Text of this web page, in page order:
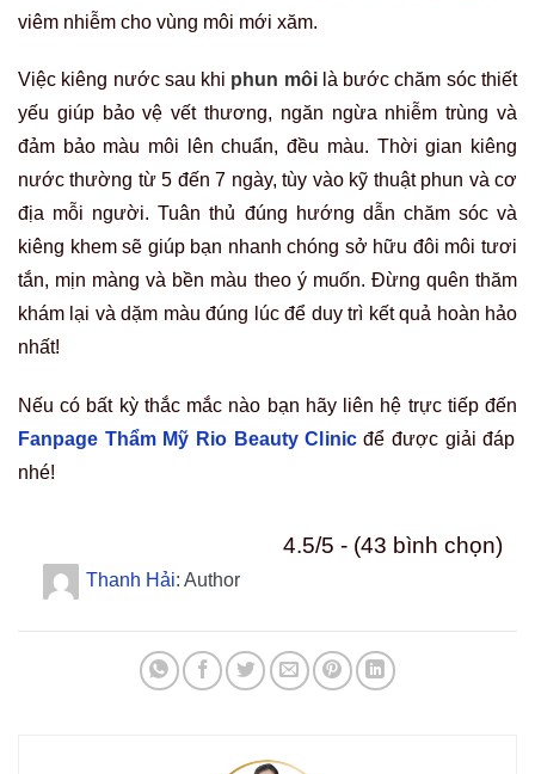
viêm nhiễm cho vùng môi mới xăm.
Việc kiêng nước sau khi phun môi là bước chăm sóc thiết
yếu giúp bảo vệ vết thương, ngăn ngừa nhiễm trùng và
đảm bảo màu môi lên chuẩn, đều màu. Thời gian kiêng
nước thường từ 5 đến 7 ngày, tùy vào kỹ thuật phun và cơ
địa mỗi người. Tuân thủ đúng hướng dẫn chăm sóc và
kiêng khem sẽ giúp bạn nhanh chóng sở hữu đôi môi tươi
tắn, mịn màng và bền màu theo ý muốn. Đừng quên thăm
khám lại và dặm màu đúng lúc để duy trì kết quả hoàn hảo
nhất!
Nếu có bất kỳ thắc mắc nào bạn hãy liên hệ trực tiếp đến
Fanpage Thẩm Mỹ Rio Beauty Clinic để được giải đáp
nhé!
4.5/5 - (43 bình chọn)
Thanh Hải: Author